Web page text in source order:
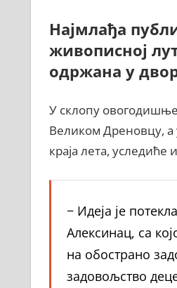
Најмлађа
живописној
одржана у
У склопу
Великом Дреновцу, а
краја лета,
− Идеја је
Алексинац, са
на обострано
задовољство